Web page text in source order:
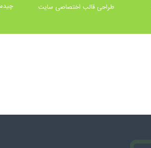
طراحی قالب اختصاصی سایت